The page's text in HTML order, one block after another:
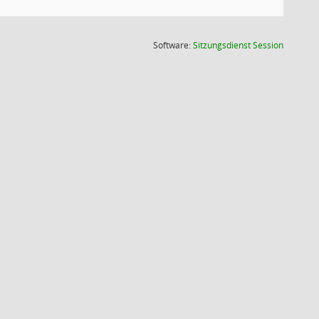
Software:SitzungsdienstSession(Wird in